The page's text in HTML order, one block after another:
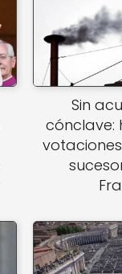
Sin
cónclave: